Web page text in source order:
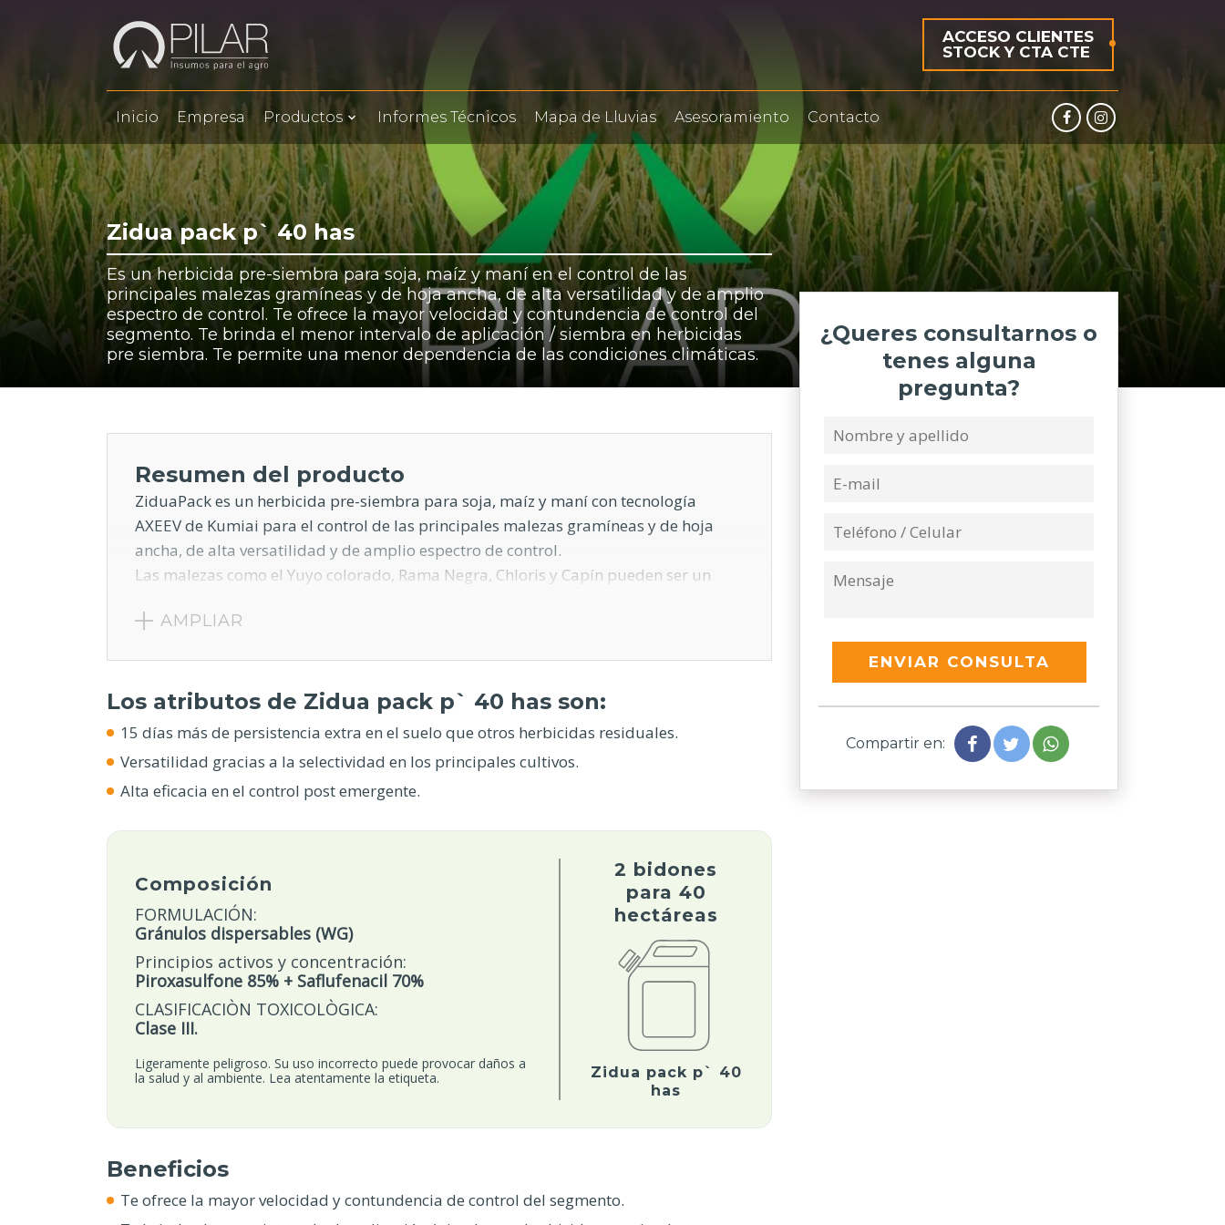
ACCESO CLIENTES
STOCK Y CTA CTE
Inicio Empresa Productos Informes Técnicos Mapa de Lluvias Asesoramiento Contacto
Zidua pack p` 40 has
Es un herbicida pre-siembra para soja, maíz y maní en el control de las
principales malezas gramíneas y de hoja ancha, de alta versatilidad y de amplio
espectro de control. Te ofrece la mayor velocidad y contundencia de control del
segmento. Te brinda el menor intervalo de aplicación / siembra en herbicidas
pre siembra. Te permite una menor dependencia de las condiciones climáticas.
Resumen del producto
ZiduaPack es un herbicida pre-siembra para soja, maíz y maní con tecnología
AXEEV de Kumiai para el control de las principales malezas gramíneas y de hoja
ancha, de alta versatilidad y de amplio espectro de control.
Las malezas como el Yuyo colorado, Rama Negra, Chloris y Capín pueden ser un
eso, es importante contar con la herramienta adecuada para su control.
AMPLIAR
Los atributos de Zidua pack p` 40 has son:
15 días más de persistencia extra en el suelo que otros herbicidas residuales.
Versatilidad gracias a la selectividad en los principales cultivos.
Alta eficacia en el control post emergente.
Composición
FORMULACIÓN:
Gránulos dispersables (WG)
Principios activos y concentración:
Piroxasulfone 85% + Saflufenacil 70%
CLASIFICACIÒN TOXICOLÒGICA:
Clase III.
Ligeramente peligroso. Su uso incorrecto puede provocar daños a
la salud y al ambiente. Lea atentamente la etiqueta.
2 bidones
para 40
hectáreas
Zidua pack p` 40
has
Beneficios
Te ofrece la mayor velocidad y contundencia de control del segmento.
¿Queres consultarnos o
tenes alguna
pregunta?
ENVIAR CONSULTA
Compartir en: